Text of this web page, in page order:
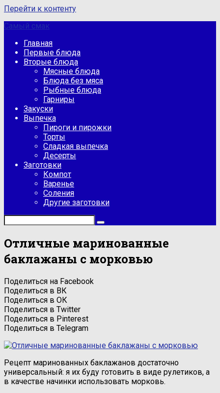
Перейти к контенту
Самый смак
Главная
Первые блюда
Вторые блюда
Мясные блюда
Блюда без мяса
Рыбные блюда
Гарниры
Закуски
Выпечка
Пироги и пирожки
Торты
Сладкая выпечка
Десерты
Заготовки
Компот
Варенье
Соления
Другие заготовки
Отличные маринованные
баклажаны с морковью
Поделиться на Facebook
Поделиться в ВК
Поделиться в ОК
Поделиться в Twitter
Поделиться в Pinterest
Поделиться в Telegram
Рецепт маринованных баклажанов достаточно
универсальный: я их буду готовить в виде рулетиков, а
в качестве начинки использовать морковь.